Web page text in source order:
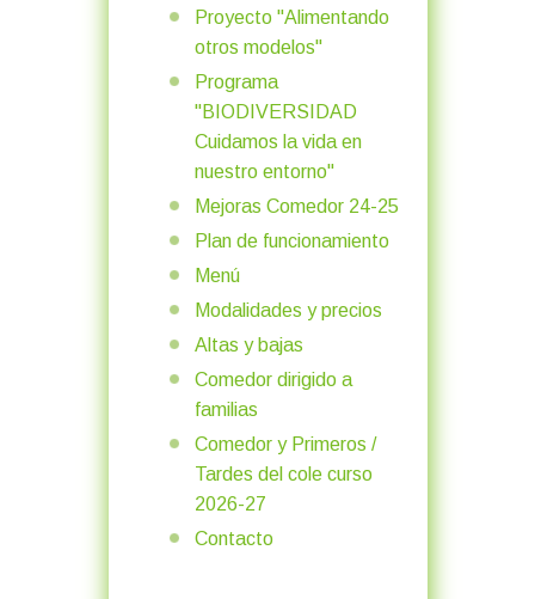
Proyecto "Alimentando
otros modelos"
Programa
"BIODIVERSIDAD
Cuidamos la vida en
nuestro entorno"
Mejoras Comedor 24-25
Plan de funcionamiento
Menú
Modalidades y precios
Altas y bajas
Comedor dirigido a
familias
Comedor y Primeros /
Tardes del cole curso
2026-27
Contacto